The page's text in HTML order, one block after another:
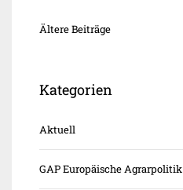
Ältere Beiträge
Kategorien
Aktuell
GAP Europäische Agrarpolitik